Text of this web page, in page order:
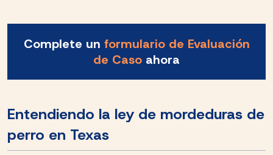
Complete un formulario de Evaluación
de Caso ahora
Entendiendo la ley de mordeduras de
perro en Texas